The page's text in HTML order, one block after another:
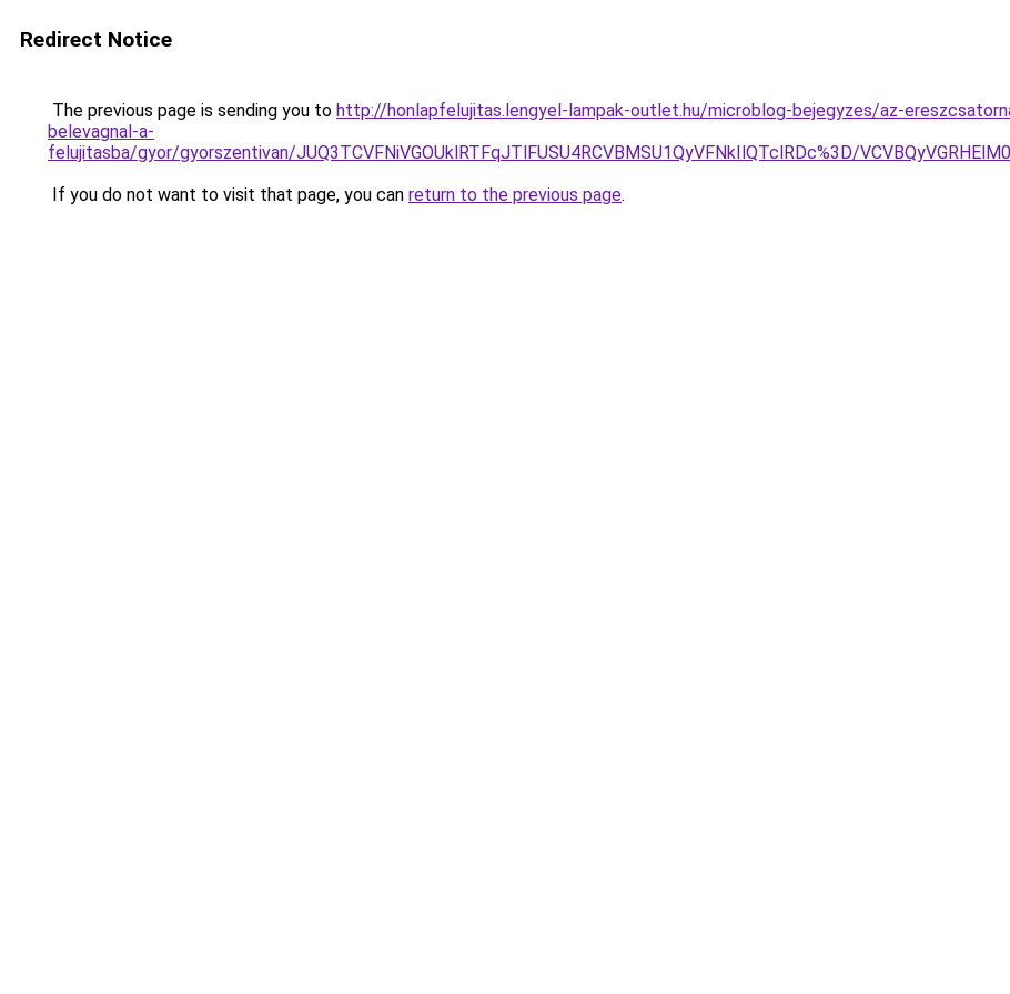
Redirect Notice
The previous page is sending you to http://honlapfelujitas.lengyel-lampak-outlet.hu/microblog-bejegyzes/az-
belevagnal-a-
felujitasba/gyor/gyorszentivan/JUQ3TCVFNiVGOUklRTFqJTlFUSU4RCVBMSU1QyVFNkIlQTclRDc%3D/
If you do not want to visit that page, you can return to the previous page.